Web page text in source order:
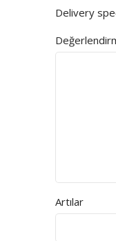
Delivery
Artılar